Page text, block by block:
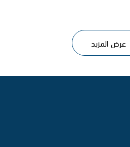
عرض المزيد